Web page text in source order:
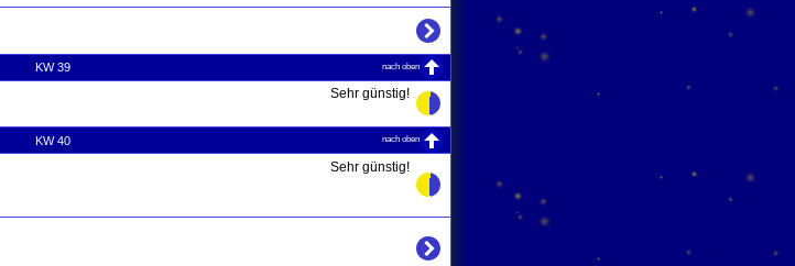
KW 39 nach oben
Sehr günstig!
KW 40 nach oben
Sehr günstig!